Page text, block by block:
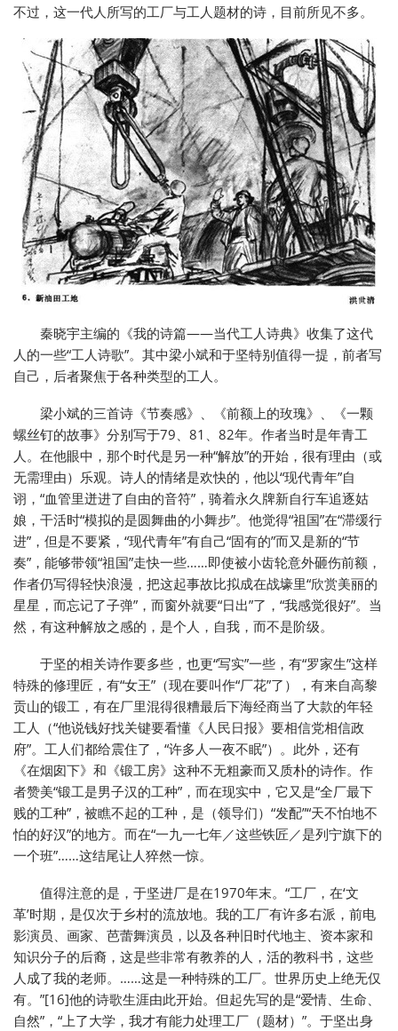
不过，这一代人所写的工厂与工人题材的诗，目前所见不多。
秦晓宇主编的《我的诗篇——当代工人诗典》收集了这代
人的一些“工人诗歌”。其中梁小斌和于坚特别值得一提，前者写
自己，后者聚焦于各种类型的工人。
梁小斌的三首诗《节奏感》、《前额上的玫瑰》、《一颗
螺丝钉的故事》分别写于79、81、82年。作者当时是年青工
人。在他眼中，那个时代是另一种“解放”的开始，很有理由（或
无需理由）乐观。诗人的情绪是欢快的，他以“现代青年”自
诩，“血管里迸进了自由的音符”，骑着永久牌新自行车追逐姑
娘，干活时“模拟的是圆舞曲的小舞步”。他觉得“祖国”在“滞缓行
进”，但是不要紧，“现代青年”有自己“固有的”而又是新的“节
奏”，能够带领“祖国”走快一些……即使被小齿轮意外砸伤前额，
作者仍写得轻快浪漫，把这起事故比拟成在战壕里“欣赏美丽的
星星，而忘记了子弹”，而窗外就要“日出”了，“我感觉很好”。当
然，有这种解放之感的，是个人，自我，而不是阶级。
于坚的相关诗作要多些，也更“写实”一些，有“罗家生”这样
特殊的修理匠，有“女王”（现在要叫作“厂花”了），有来自高黎
贡山的锻工，有在厂里混得很糟最后下海经商当了大款的年轻
工人（“他说钱好找关键要看懂《人民日报》要相信党相信政
府”。工人们都给震住了，“许多人一夜不眠”）。此外，还有
《在烟囱下》和《锻工房》这种不无粗豪而又质朴的诗作。作
者赞美“锻工是男子汉的工种”，而在现实中，它又是“全厂最下
贱的工种”，被瞧不起的工种，是（领导们）“发配”“天不怕地不
怕的好汉”的地方。而在“一九一七年／这些铁匠／是列宁旗下的
一个班”……这结尾让人猝然一惊。
值得注意的是，于坚进厂是在1970年末。“工厂，在‘文
革’时期，是仅次于乡村的流放地。我的工厂有许多右派，前电
影演员、画家、芭蕾舞演员，以及各种旧时代地主、资本家和
知识分子的后裔，这是些非常有教养的人，活的教科书，这些
人成了我的老师。……这是一种特殊的工厂。世界历史上绝无仅
有。”[16]他的诗歌生涯由此开始。但起先写的是“爱情、生命、
自然”，“上了大学，我才有能力处理工厂（题材）”。于坚出身